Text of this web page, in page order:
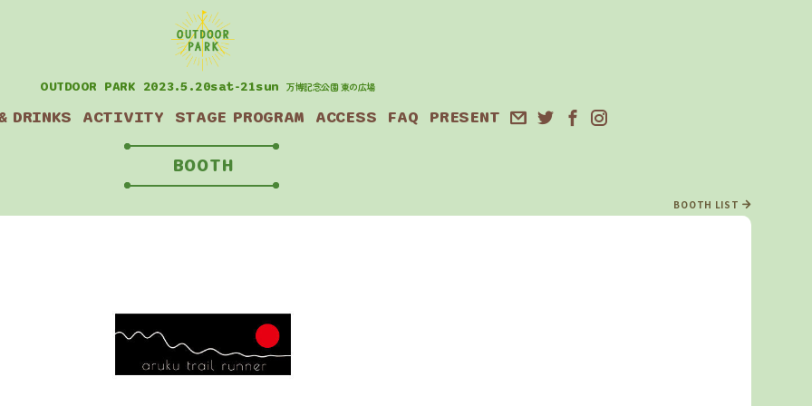
OUTDOOR PARK 2023.5.20sat-21sun 万博記念公園 東の広場
DRINKS ACTIVITY STAGE PROGRAM ACCESS FAQ PRESENT
BOOTH
BOOTH LIST